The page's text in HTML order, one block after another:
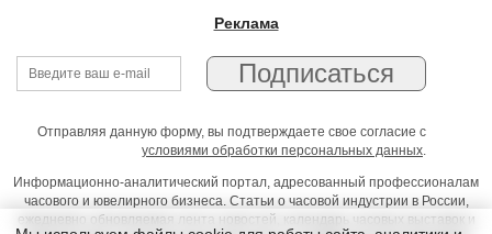
Реклама
Отправляя данную форму, вы подтверждаете свое согласие с
условиями обработки персональных данных.
Информационно-аналитический портал, адресованный профессионалам
часового и ювелирного бизнеса. Статьи о часовой индустрии в России,
ежедневно обновляемая лента новостей, календарь часовых выставок и